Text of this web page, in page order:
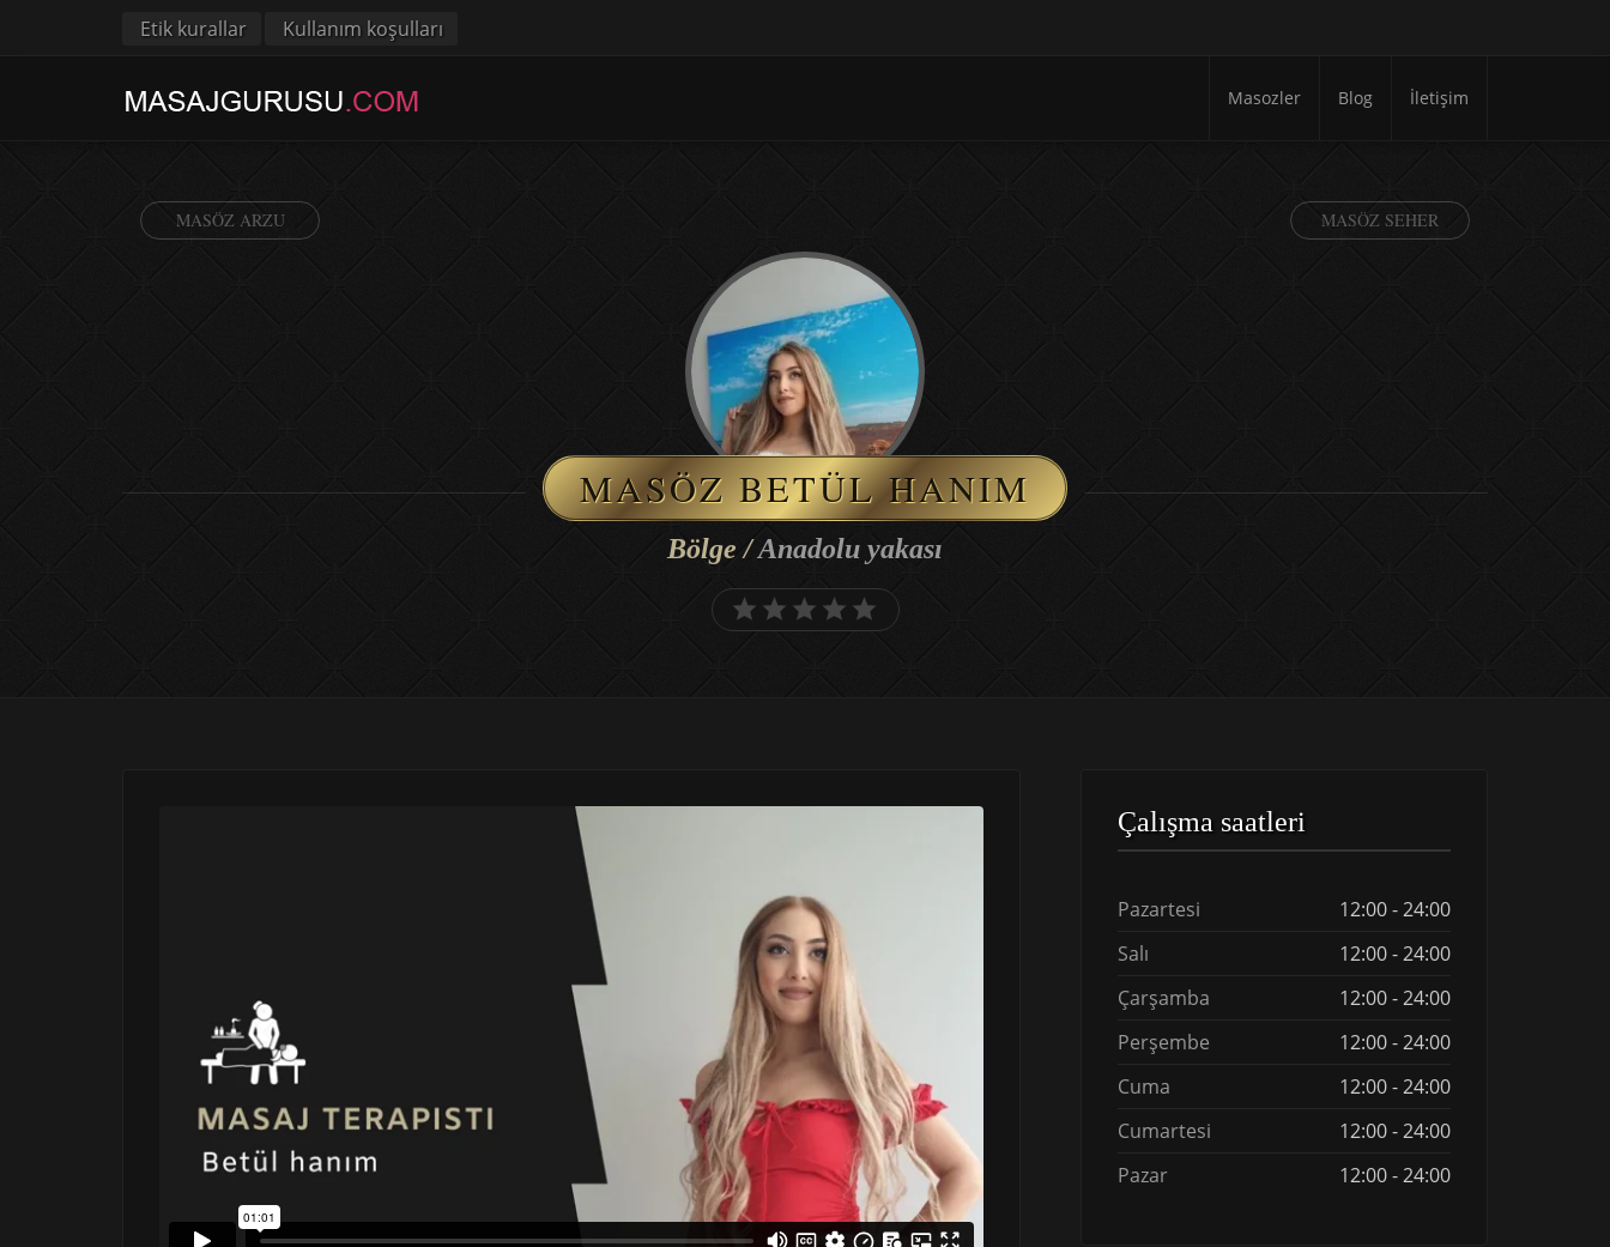
Etik kurallar Kullanım koşulları
Masozler Blog İletişim
MASÖZ ARZU MASÖZ SEHER
MASÖZ BETÜL HANIM
Bölge /Anadolu yakası
Çalışma saatleri
Pazartesi
12:00 - 24:00
Salı
12:00 - 24:00
Çarşamba
12:00 - 24:00
Perşembe
12:00 - 24:00
Cuma
12:00 - 24:00
Cumartesi
12:00 - 24:00
Pazar
12:00 - 24:00